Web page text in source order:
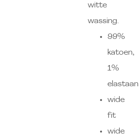
witte
wassing.
99%
katoen,
1%
elastaan
wide
fit
wide